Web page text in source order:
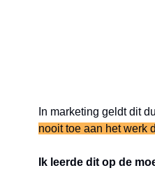
In marketing geldt dit
nooit toe aan het werk
Ik leerde dit op de